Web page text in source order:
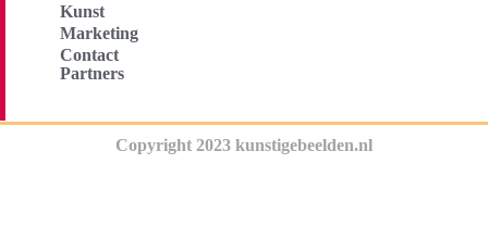
Kunst
Marketing
Contact
Partners
Copyright 2023 kunstigebeelden.nl